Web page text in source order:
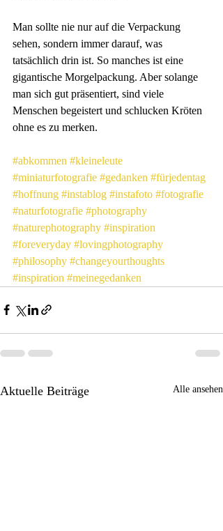
Man sollte nie nur auf die Verpackung
sehen, sondern immer darauf, was
tatsächlich drin ist. So manches ist eine
gigantische Morgelpackung. Aber solange
man sich gut präsentiert, sind viele
Menschen begeistert und schlucken Kröten
ohne es zu merken.
#abkommen #kleineleute
#miniaturfotografie #gedanken #fürjedentag
#hoffnung #instablog #instafoto #fotografie
#naturfotografie #photography
#naturephotography #inspiration
#foreveryday #lovingphotography
#philosophy #changeyourthoughts
#inspiration #meinegedanken
Aktuelle Beiträge Alle ansehen